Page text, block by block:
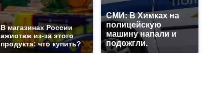
В магазинах России
ажиотаж из-за этого
продукта: что купить?
СМИ: В Химках на
полицейскую
машину напали и
подожгли.